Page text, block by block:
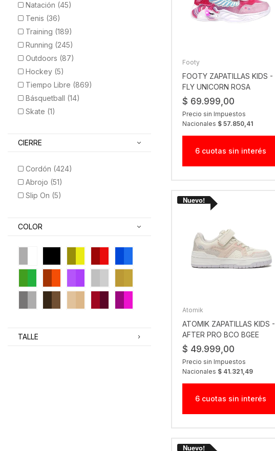
Natación (45)
Tenis (36)
Training (189)
Running (245)
Outdoors (87)
Hockey (5)
Tiempo Libre (869)
Básquetball (14)
Skate (1)
CIERRE
Cordón (424)
Abrojo (51)
Slip On (5)
COLOR
TALLE
Footy
FOOTY ZAPATILLAS KIDS -
FLY UNICORN ROSA
$ 69.999,00
Precio sin Impuestos
Nacionales $ 57.850,41
6 cuotas sin interés
Atomik
ATOMIK ZAPATILLAS KIDS -
AFTER PRO BCO BGEE
$ 49.999,00
Precio sin Impuestos
Nacionales $ 41.321,49
6 cuotas sin interés